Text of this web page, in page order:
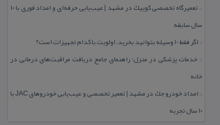
::
تعمیرگاه تخصصی كوییك در مشهد | عیب‌یابی حرفه‌ای و امداد فوری با ۱۰
سال سابقه
:: اگر فقط 10 وسیله بتوانید بخرید، اولویت با كدام تجهیزات است؟
:: خدمات پزشكی در منزل؛ راهنمای جامع دریافت مراقبت‌های درمانی در
خانه
::
امداد خودرو جك در مشهد | تعمیر تخصصی و عیب‌یابی خودروهای JAC با
۱۰ سال تجربه